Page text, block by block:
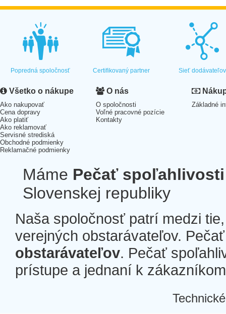
Popredná spoločnosť Certifikovaný partner Sieť dodávateľov
Všetko o nákupe
Ako nakupovať
Cena dopravy
Ako platiť
Ako reklamovať
Servisné strediská
Obchodné podmienky
Reklamačné podmienky
O nás
O spoločnosti
Voľné pracovné pozície
Kontakty
Základné
Máme Pečať spoľahlivosti
Slovenskej republiky
Naša spoločnosť patrí medzi
verejných obstarávateľov.
obstarávateľov. Pečať
prístupe a jednaní k